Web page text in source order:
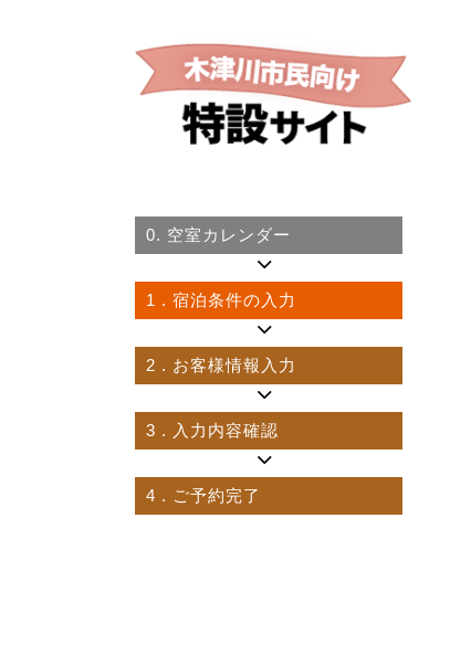
0. 空室カレンダー
1 . 宿泊条件の入力
2 . お客様情報入力
3 . 入力内容確認
4 . ご予約完了